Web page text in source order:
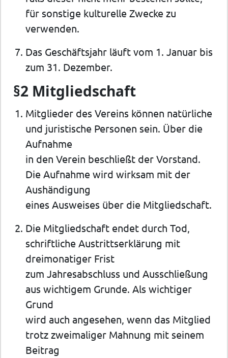
für sonstige kulturelle Zwecke zu
verwenden.
Das Geschäftsjahr läuft vom 1. Januar bis
zum 31. Dezember.
§2 Mitgliedschaft
Mitglieder des Vereins können natürliche
und juristische Personen sein. Über die
Aufnahme
in den Verein beschließt der Vorstand.
Die Aufnahme wird wirksam mit der
Aushändigung
eines Ausweises über die Mitgliedschaft.
Die Mitgliedschaft endet durch Tod,
schriftliche Austrittserklärung mit
dreimonatiger Frist
zum Jahresabschluss und Ausschließung
aus wichtigem Grunde. Als wichtiger
Grund
wird auch angesehen, wenn das Mitglied
trotz zweimaliger Mahnung mit seinem
Beitrag